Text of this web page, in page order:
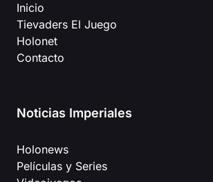
Inicio
Tievaders El Juego
Holonet
Contacto
Noticias Imperiales
Holonews
Películas y Series